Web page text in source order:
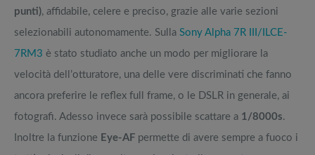
punti), affidabile, celere e preciso, grazie alle varie sezioni
selezionabili autonomamente. Sulla Sony Alpha 7R III/ILCE-
7RM3 è stato studiato anche un modo per migliorare la
velocità dell’otturatore, una delle vere discriminati che fanno
ancora preferire le reflex full frame, o le DSLR in generale, ai
fotografi. Adesso invece sarà possibile scattare a 1/8000s.
Inoltre la funzione Eye-AF permette di avere sempre a fuoco i